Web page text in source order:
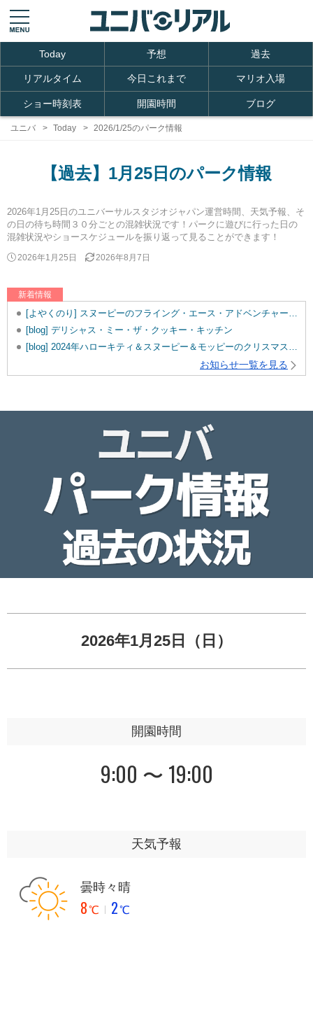
Today 予想 過去
リアルタイム 今日これまで マリオ入場
ショー時刻表 開園時間 ブログ
ユニバ Today 2026/1/25のパーク情報
【過去】1月25日のパーク情報
2026年1月25日のユニバーサルスタジオジャパン運営時間、天気予報、そ
の日の待ち時間３０分ごとの混雑状況です！パークに遊びに行った日の
混雑状況やショースケジュールを振り返って見ることができます！
2026年1月25日 2026年8月7日
新着情報
[よやくのり] スヌーピーのフライング・エース・アドベンチャーを追加しました。
[blog] デリシャス・ミー・ザ・クッキー・キッチン
[blog] 2024年ハローキティ＆スヌーピー＆モッピーのクリスマスグッズ♡
お知らせ一覧を見る
2026年1月25日（日）
開園時間
9:00 〜 19:00
天気予報
曇時々晴
8℃ 2℃